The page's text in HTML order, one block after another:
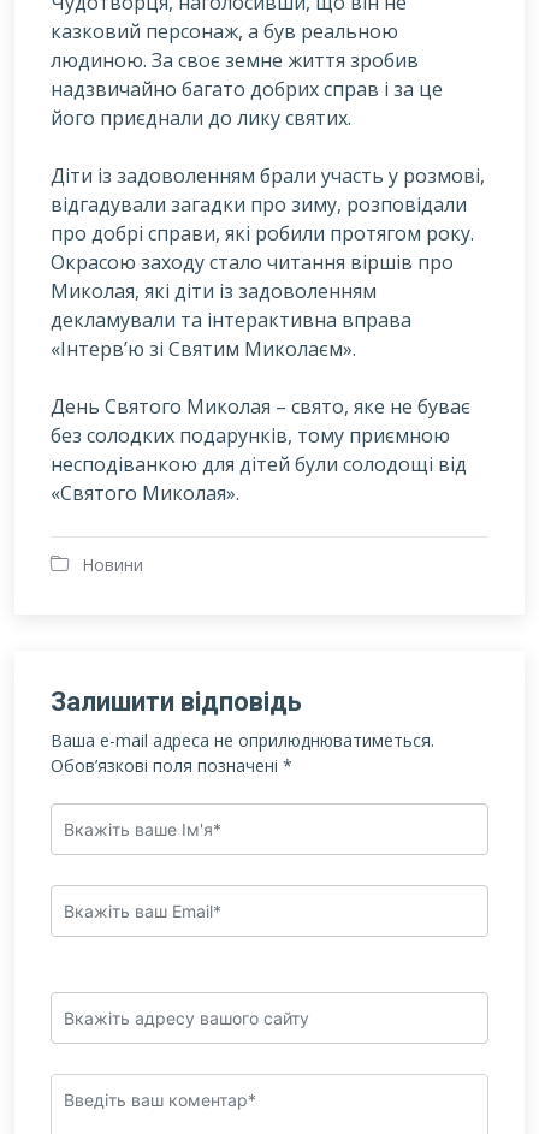
казковий персонаж, а був реальною
людиною. За своє земне життя зробив
надзвичайно багато добрих справ і за це
його приєднали до лику святих.
Діти із задоволенням брали участь у розмові,
відгадували загадки про зиму, розповідали
про добрі справи, які робили протягом року.
Окрасою заходу стало читання віршів про
Миколая, які діти із задоволенням
декламували та інтерактивна вправа
«Інтерв’ю зі Святим Миколаєм».
День Святого Миколая – свято, яке не буває
без солодких подарунків, тому приємною
несподіванкою для дітей були солодощі від
«Святого Миколая».
Новини
Залишити відповідь
Ваша e-mail адреса не оприлюднюватиметься.
Обов’язкові поля позначені *